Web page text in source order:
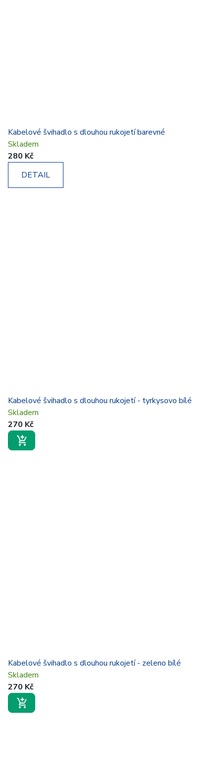
Kabelové švihadlo s dlouhou rukojetí barevné
Skladem
280 Kč
DETAIL
Kabelové švihadlo s dlouhou rukojetí - tyrkysovo bílé
Skladem
270 Kč
Kabelové švihadlo s dlouhou rukojetí - zeleno bílé
Skladem
270 Kč